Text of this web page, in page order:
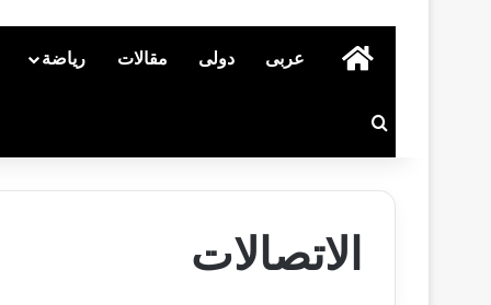
الرئيسية
عربى دولى مقالات رياضة
الاتصالات